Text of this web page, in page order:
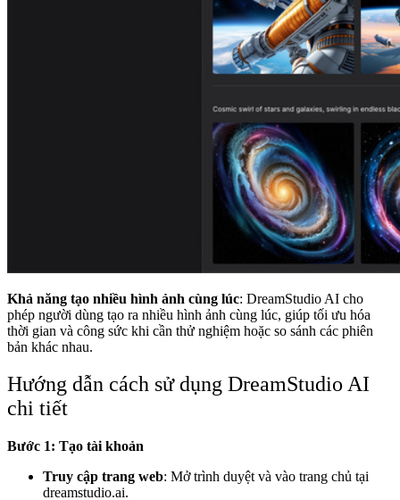
Khả năng tạo nhiều hình ảnh cùng lúc: DreamStudio AI cho
phép người dùng tạo ra nhiều hình ảnh cùng lúc, giúp tối ưu hóa
thời gian và công sức khi cần thử nghiệm hoặc so sánh các phiên
bản khác nhau.
Hướng dẫn cách sử dụng DreamStudio AI
chi tiết
Bước 1: Tạo tài khoản
Truy cập trang web: Mở trình duyệt và vào trang chủ tại
dreamstudio.ai.